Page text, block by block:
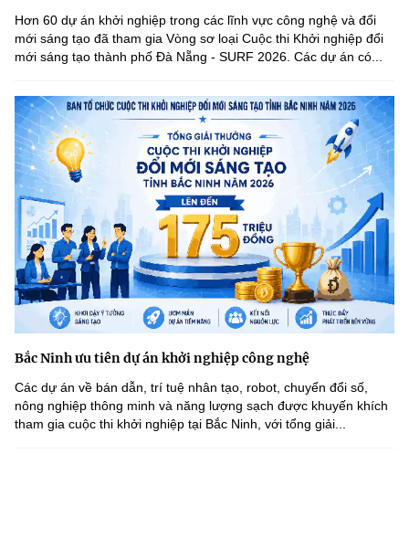
Hơn 60 dự án khởi nghiệp trong các lĩnh vực công nghệ và đổi
mới sáng tạo đã tham gia Vòng sơ loại Cuộc thi Khởi nghiệp đổi
mới sáng tạo thành phố Đà Nẵng - SURF 2026. Các dự án có...
Bắc Ninh ưu tiên dự án khởi nghiệp công nghệ
Các dự án về bán dẫn, trí tuệ nhân tạo, robot, chuyển đổi số,
nông nghiệp thông minh và năng lượng sạch được khuyến khích
tham gia cuộc thi khởi nghiệp tại Bắc Ninh, với tổng giải...